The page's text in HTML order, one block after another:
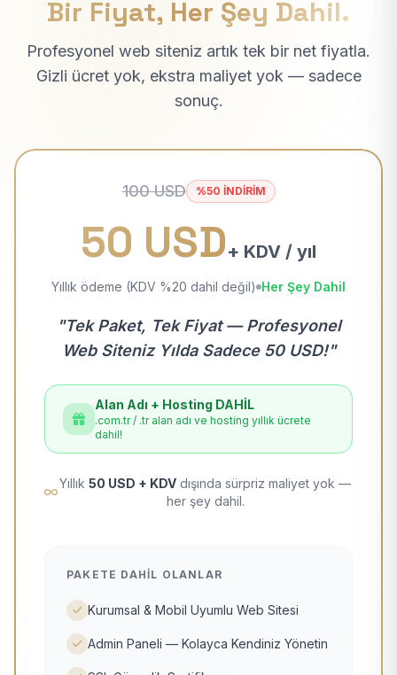
Bir Fiyat, Her Şey Dahil.
Profesyonel web siteniz artık tek bir net fiyatla.
Gizli ücret yok, ekstra maliyet yok — sadece
sonuç.
100 USD %50 İNDİRİM
50 USD+ KDV / yıl
Yıllık ödeme (KDV %20 dahil değil) Her Şey Dahil
"Tek Paket, Tek Fiyat — Profesyonel
Web Siteniz Yılda Sadece 50 USD!"
Alan Adı + Hosting DAHİL
.com.tr / .tr alan adı ve hosting yıllık ücrete
dahil!
Yıllık 50 USD + KDV dışında sürpriz maliyet yok —
her şey dahil.
PAKETE DAHIL OLANLAR
Kurumsal & Mobil Uyumlu Web Sitesi
Admin Paneli — Kolayca Kendiniz Yönetin